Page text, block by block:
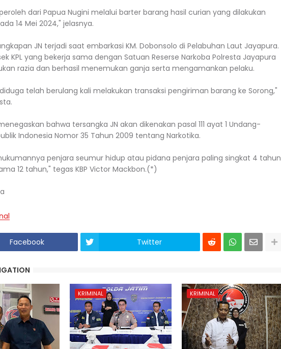
dari Papua Nugini melalui barter barang hasil curian yang dilakukan
14 Mei 2024," jelasnya.
JN terjadi saat embarkasi KM. Dobonsolo di Pelabuhan Laut Jayapura.
KPL yang bekerja sama dengan Satuan Reserse Narkoba Polresta Jayapura
razia dan berhasil menemukan ganja serta mengamankan pelaku.
telah berulang kali melakukan transaksi pengiriman barang ke Sorong,"
bahwa tersangka JN akan dikenakan pasal 111 ayat 1 Undang-
Indonesia Nomor 35 Tahun 2009 tentang Narkotika.
penjara seumur hidup atau pidana penjara paling singkat 4 tahun
12 tahun," tegas KBP Victor Mackbon.(*)
Facebook Twitter
KRIMINAL KRIMINAL